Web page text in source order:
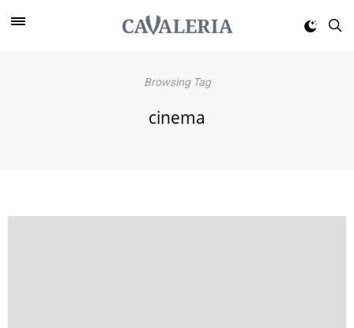
Browsing Tag
cinema